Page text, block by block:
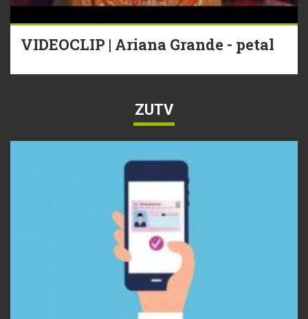
VIDEOCLIP | Ariana Grande - petal
ZUTV